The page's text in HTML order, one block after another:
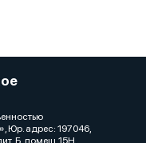
Юр. адрес: 197046,
Б, помещ. 15Н,